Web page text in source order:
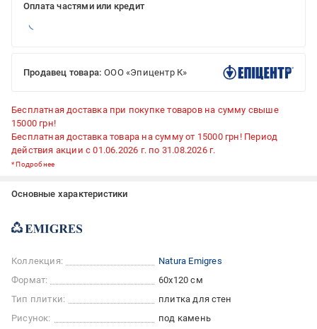
Оплата частями или кредит
Продавец товара: ООО «Эпицентр К»
Бесплатная доставка при покупке товаров на сумму свыше
15000 грн!
Бесплатная доставка товара на сумму от 15000 грн! Период
действия акции с 01.06.2026 г. по 31.08.2026 г.
*Подробнее
Основные характеристики
Коллекция:
Natura Emigres
Формат:
60x120 см
Тип плитки:
плитка для стен
Рисунок:
под камень